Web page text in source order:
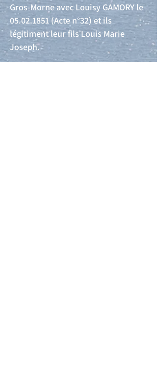
Gros-Morne avec Louisy GAMORY le
05.02.1851 (Acte n°32) et ils
légitiment leur fils Louis Marie
Joseph.